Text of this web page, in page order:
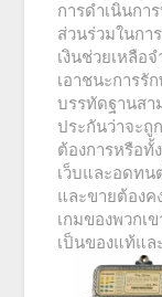
การดำเนินกา
ส่วนร่วมในกา
เงินช่วยเหลือ
เอาชนะการรั
บรรทัดฐานสา
ประกันว่าจ
ต้องการหรือทั้
เว็บและอดทน
และขายต้อง
เกมของพวก
เป็นของแท้แล